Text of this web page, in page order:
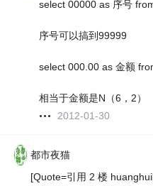
select 00000 as 序号
序号可以搞到99999
select 000.00 as 金额
相当于金额是N（6，2）
2012-01-30
都市夜猫
[Quote=引用 2 楼